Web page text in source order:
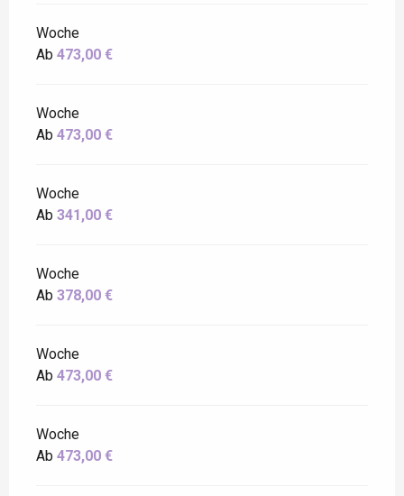
Woche
Ab 473,00 €
Woche
Ab 473,00 €
Woche
Ab 341,00 €
Woche
Ab 378,00 €
Woche
Ab 473,00 €
Woche
Ab 473,00 €